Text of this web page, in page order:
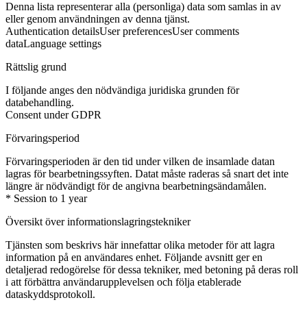
Denna lista representerar alla (personliga) data som samlas in av
eller genom användningen av denna tjänst.
Authentication detailsUser preferencesUser comments
dataLanguage settings
Rättslig grund
I följande anges den nödvändiga juridiska grunden för
databehandling.
Consent under GDPR
Förvaringsperiod
Förvaringsperioden är den tid under vilken de insamlade datan
lagras för bearbetningssyften. Datat måste raderas så snart det inte
längre är nödvändigt för de angivna bearbetningsändamålen.
* Session to 1 year
Översikt över informationslagringstekniker
Tjänsten som beskrivs här innefattar olika metoder för att lagra
information på en användares enhet. Följande avsnitt ger en
detaljerad redogörelse för dessa tekniker, med betoning på deras roll
i att förbättra användarupplevelsen och följa etablerade
dataskyddsprotokoll.